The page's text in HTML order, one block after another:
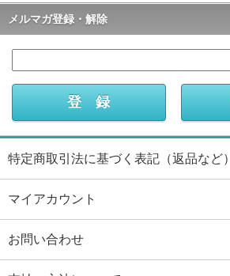
メルマガ登録・解除
特定商取引法に基づく表記（返品など）
マイアカウント
お問い合わせ